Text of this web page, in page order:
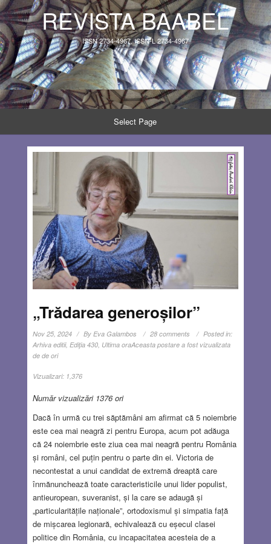
REVISTA BAABEL
ISSN 2734-4967, ISSN-L 2734-4967
Select Page
„Trădarea generoșilor”
Nov 25, 2024 By Eva Galambos 28 comments
Posted in:
Arhiva editii, Ediţia 430, Ultima oraAceasta postare a fost vizualizata
de de ori
Vizualizari: 1,376
Număr vizualizări 1376 ori
Dacă în urmă cu trei săptămâni am afirmat că 5 noiembrie
este cea mai neagră zi pentru Europa, acum pot adăuga
că 24 noiembrie este ziua cea mai neagră pentru România
și români, cel puțin pentru o parte din ei. Victoria de
necontestat a unui candidat de extremă dreaptă care
înmănunchează toate caracteristicile unui lider populist,
antieuropean, suveranist, și la care se adaugă și
„particularitățile naționale”, ortodoxismul și simpatia față
de mișcarea legionară, echivalează cu eșecul clasei
politice din România, cu incapacitatea acesteia de a